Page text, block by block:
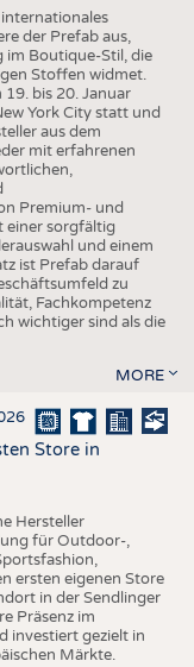
der Prefab aus,
im Boutique-Stil, die
Stoffen widmet.
bis 20. Januar
York City statt und
aus dem
mit erfahrenen
Premium- und
einer sorgfältig
und einem
ist Prefab darauf
zu
Fachkompetenz
wichtiger sind als die
MORE
Store in
Hersteller
für Outdoor-,
ersten eigenen Store
in der Sendlinger
Präsenz im
investiert gezielt in
Märkte.